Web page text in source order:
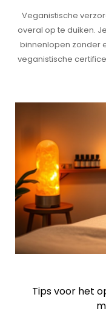
Veganistische
overal op te duiken.
binnenlopen zonder
veganistische
Tips voor het